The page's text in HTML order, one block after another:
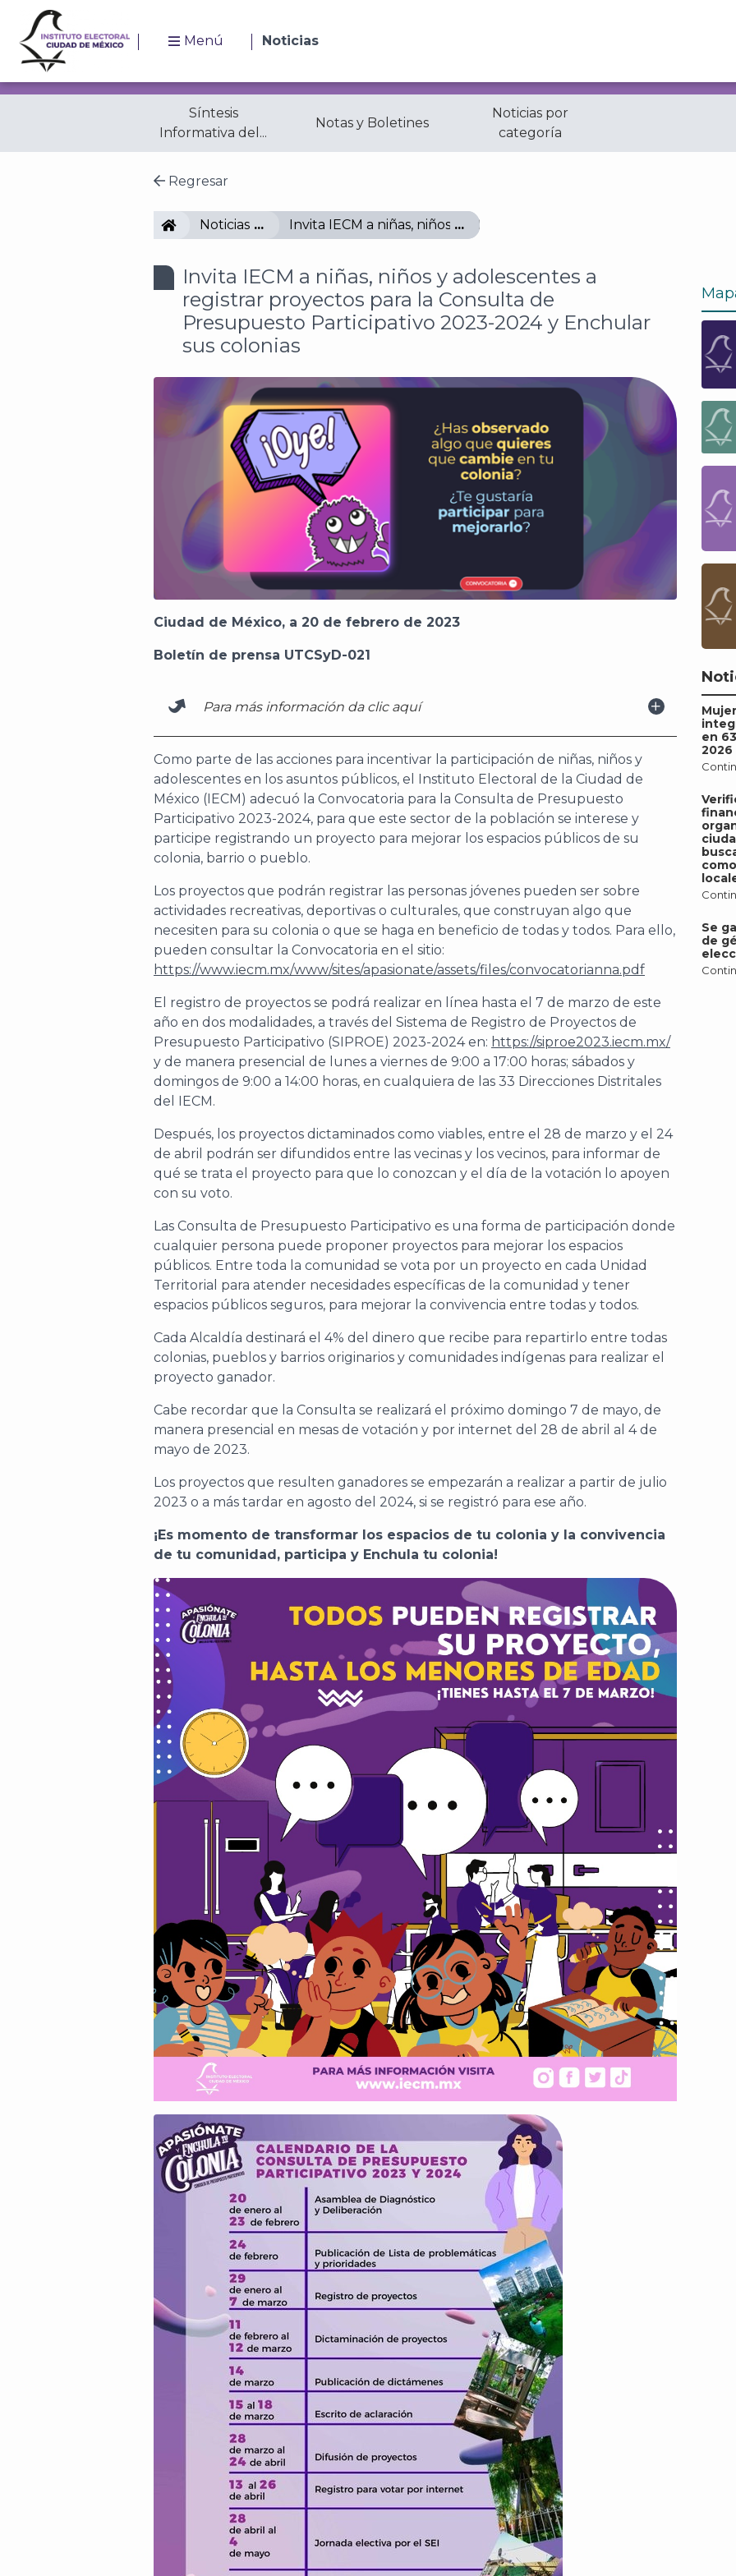
Menú Noticias
Síntesis
Informativa del...
Notas y Boletines
Noticias por
categoría
Regresar
IECMNoticias Invita IECM a niñas, niños y adolescentes a registrar proyectos
Invita IECM a niñas, niños y adolescentes a
registrar proyectos para la Consulta de
Presupuesto Participativo 2023-2024 y Enchular
sus colonias
Ciudad de México, a 20 de febrero de 2023
Boletín de prensa UTCSyD-021
Para más información da clic aquí
Como parte de las acciones para incentivar la participación de niñas, niños y
adolescentes en los asuntos públicos, el Instituto Electoral de la Ciudad de
México (IECM) adecuó la Convocatoria para la Consulta de Presupuesto
Participativo 2023-2024, para que este sector de la población se interese y
participe registrando un proyecto para mejorar los espacios públicos de su
colonia, barrio o pueblo.
Los proyectos que podrán registrar las personas jóvenes pueden ser sobre
actividades recreativas, deportivas o culturales, que construyan algo que
necesiten para su colonia o que se haga en beneficio de todas y todos. Para ello,
pueden consultar la Convocatoria en el sitio:
https://www.iecm.mx/www/sites/apasionate/assets/files/convocatorianna.pdf
El registro de proyectos se podrá realizar en línea hasta el 7 de marzo de este
año en dos modalidades, a través del Sistema de Registro de Proyectos de
Presupuesto Participativo (SIPROE) 2023-2024 en: https://siproe2023.iecm.mx/
y de manera presencial de lunes a viernes de 9:00 a 17:00 horas; sábados y
domingos de 9:00 a 14:00 horas, en cualquiera de las 33 Direcciones Distritales
del IECM.
Después, los proyectos dictaminados como viables, entre el 28 de marzo y el 24
de abril podrán ser difundidos entre las vecinas y los vecinos, para informar de
qué se trata el proyecto para que lo conozcan y el día de la votación lo apoyen
con su voto.
Las Consulta de Presupuesto Participativo es una forma de participación donde
cualquier persona puede proponer proyectos para mejorar los espacios
públicos. Entre toda la comunidad se vota por un proyecto en cada Unidad
Territorial para atender necesidades específicas de la comunidad y tener
espacios públicos seguros, para mejorar la convivencia entre todas y todos.
Cada Alcaldía destinará el 4% del dinero que recibe para repartirlo entre todas
colonias, pueblos y barrios originarios y comunidades indígenas para realizar el
proyecto ganador.
Cabe recordar que la Consulta se realizará el próximo domingo 7 de mayo, de
manera presencial en mesas de votación y por internet del 28 de abril al 4 de
mayo de 2023.
Los proyectos que resulten ganadores se empezarán a realizar a partir de julio
2023 o a más tardar en agosto del 2024, si se registró para ese año.
¡Es momento de transformar los espacios de tu colonia y la convivencia
de tu comunidad, participa y Enchula tu colonia!
en
2026
Se
de